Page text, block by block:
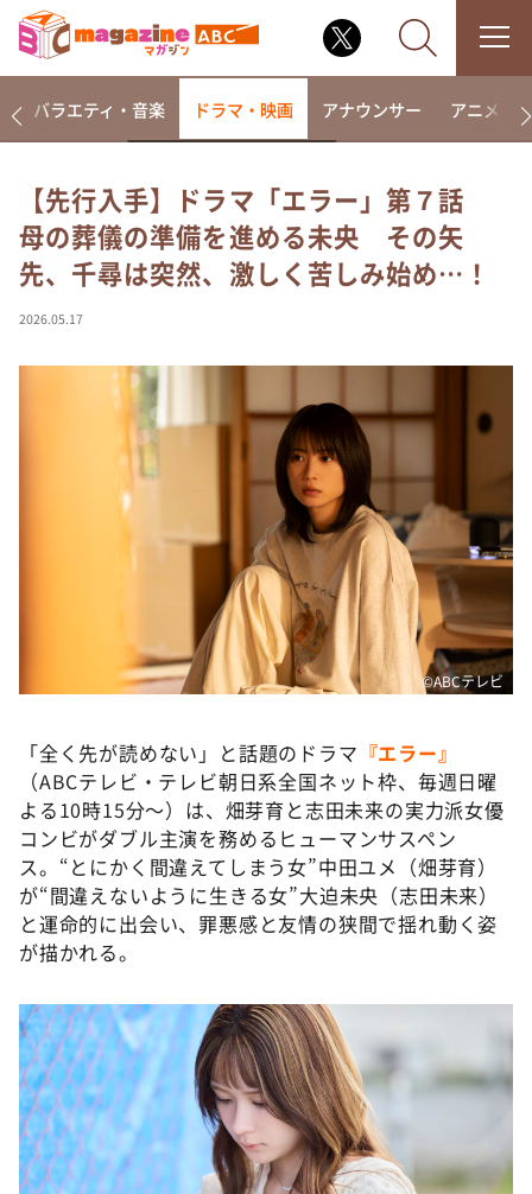
なるみ・岡村の過ぎるTV
相席食堂
これ余談なんですけど・・・
て真剣です
探偵！ナイトスクープ
news おかえり
河合＆A.B.C-Z塚田×福井アナ「なんでやねん！？」
（news おかえり）
DAIGOも台所 ～きょうの献立 何にする？～
本日はダイアンなり！シーズン２
朝だ！生です旅サラダ
教えて！ニュースライブ 正義のミカタ
新婚さんいらっしゃい！
ポツンと一軒家
ザキ山小屋本館
ぺこぱのまるスポ
アナ回覧板
バラエティ・音楽 ドラマ・映画 アナウンサー アニメ・
【先行入手】ドラマ「エラー」第７話
母の葬儀の準備を進める未央 その矢
先、千尋は突然、激しく苦しみ始め…！
2026.05.17
©️ABCテレビ
「全く先が読めない」と話題のドラマ 『エラー』
（ABCテレビ・テレビ朝日系全国ネット枠、毎週日曜
よる10時15分～）は、畑芽育と志田未来の実力派女優
コンビがダブル主演を務めるヒューマンサスペン
ス。“とにかく間違えてしまう女”中田ユメ（畑芽育）
が“間違えないように生きる女”大迫未央（志田未来）
と運命的に出会い、罪悪感と友情の狭間で揺れ動く姿
が描かれる。